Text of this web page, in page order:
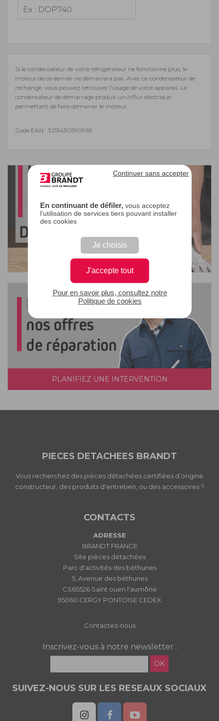
En continuant de défiler,vous acceptez
l'utilisation de services tiers pouvant installer
des cookies
Je choisis
J'accepte tout
Continuer sans accepter
Pour en savoir plus, consultez notre
Politique de cookies
Si le condensateur de votre réfrigérateur ne fonctionne plus, le
moteur de ce dernier ne démarrera pas. Avec ce condensateur de
rechange, vous pouvez retrouver l'usage de votre appareil. Le
condensateur de démarrage produit un influx électrique
permettant de faire démarrer le moteur.
Code EAN : 3251430590969
PLANIFIEZ UNE INTERVENTION
PIECES DETACHEES BRANDT
Vous recherchez des pièces détachées certifiées d’origine
constructeur, des produits d'entretien, ou des accessoires ?
CONTACTS
ADRESSE
BRANDT FRANCE
Site pièces détachées
Parc d'activités des béthunes
5, Avenue des béthunes
CS65526 Saint ouen l'aumône
95060 CERGY PONTOISE CEDEX
Contactez-nous
Inscrivez-vous à notre newsletter :
OK
SUIVEZ-NOUS SUR LES RESEAUX SOCIAUX